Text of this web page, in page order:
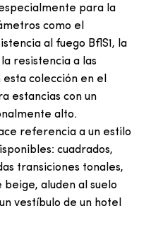
para la
como el
al fuego BflS1, la
resistencia a las
colección en el
estancias con un
alto.
referencia a un estilo
cuadrados,
transiciones tonales,
beige, aluden al suelo
vestíbulo de un hotel